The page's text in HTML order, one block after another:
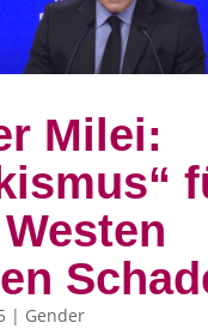
Milei:
| Gender